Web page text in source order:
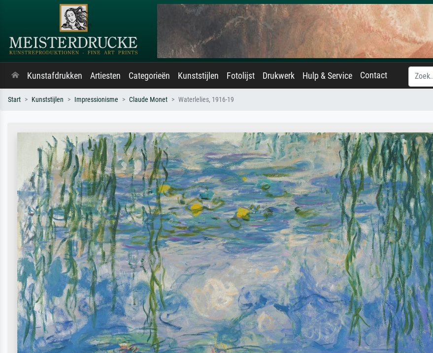
Kunstafdrukken Artiesten Categorieën Kunststijlen Fotolijst Drukwerk Hulp & Service Contact
Start Kunststijlen Impressionisme Claude Monet Waterlelies, 1916-19